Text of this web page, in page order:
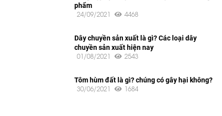
phẩm
24/09/2021 4468
Dây chuyền sản xuất là gì? Các loại dây
chuyền sản xuất hiện nay
01/08/2021 2543
Tôm hùm đất là gì? chúng có gây hại không?
30/06/2021 1684